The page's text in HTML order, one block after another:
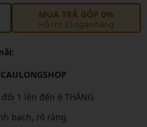
MUA TRẢ GÓP 0%
Hỗ trợ 33 ngân hàng
1 lên đến 6 THÁNG
bạch, rõ ràng